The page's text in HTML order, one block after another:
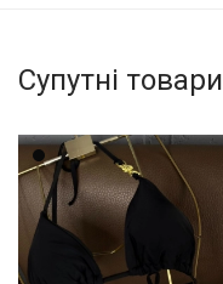
Супутні товари